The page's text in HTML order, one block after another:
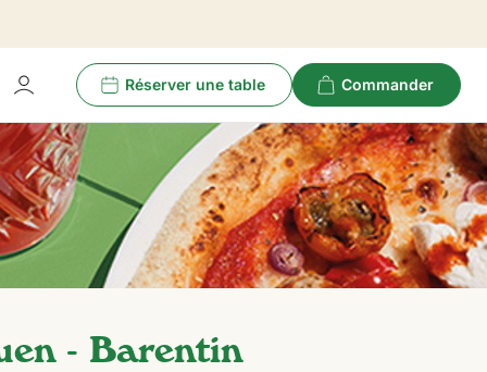
Réserver une table Commander
- Barentin